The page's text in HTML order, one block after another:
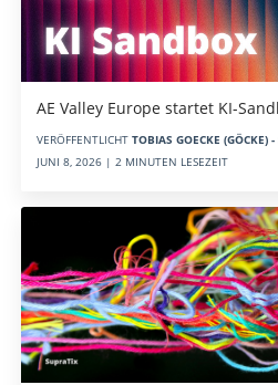
AE Valley Europe startet KI-
VERÖFFENTLICHT TOBIAS GOECKE (GÖCKE)
JUNI 8, 2026 | 2 MINUTEN LESEZEIT